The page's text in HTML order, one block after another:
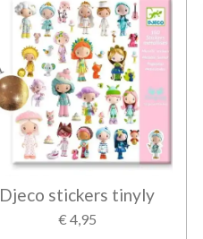
Djeco stickers tinyly
€ 4,95